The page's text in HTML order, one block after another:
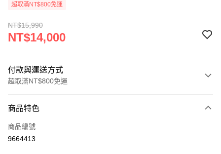
超取滿NT$800免運
NT$15,990
NT$14,000
付款與運送方式
超取滿NT$800免運
信用卡一次付款
信用卡分期付款
商品特色
商品編號
9664413